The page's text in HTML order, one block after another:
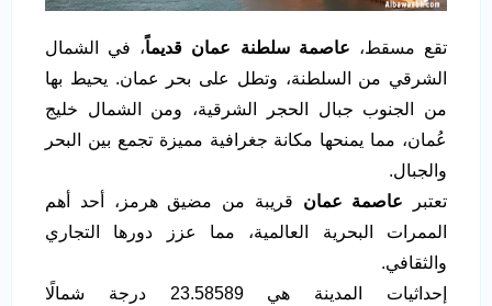
تقع مسقط، عاصمة سلطنة عمان قديماً، في الشمال
الشرقي من السلطنة، وتطل على بحر عمان. يحيط بها
من الجنوب جبال الحجر الشرقية، ومن الشمال خليج
عُمان، مما يمنحها مكانة جغرافية مميزة تجمع بين البحر
والجبال.
تعتبر عاصمة عمان قريبة من مضيق هرمز، أحد أهم
الممرات البحرية العالمية، مما عزز دورها التجاري
والثقافي.
إحداثيات المدينة هي 23.58589 درجة شمالًا